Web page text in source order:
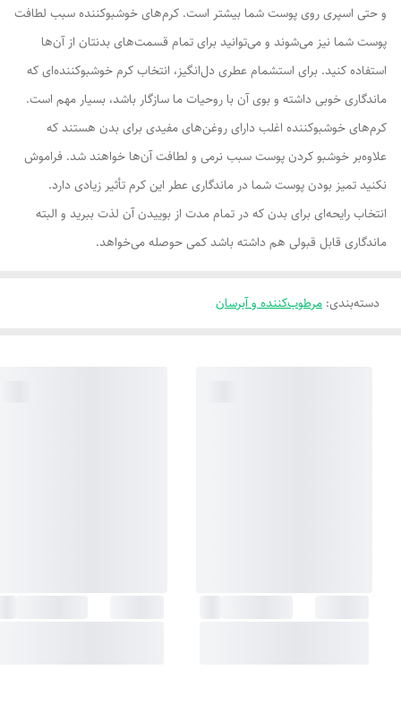
و حتی اسپری روی پوست شما بیشتر است. کرم‌های خوشبوکننده سبب لطافت
پوست شما نیز می‌شوند و می‌توانید برای تمام قسمت‌های بدنتان از آن‌ها
استفاده کنید. برای استشمام عطری دل‌انگیز، انتخاب کرم خوشبوکننده‌ای که
ماندگاری خوبی داشته و بوی آن با روحیات ما سازگار باشد، بسیار مهم است.
کرم‌های خوشبوکننده اغلب دارای روغن‌های مفیدی برای بدن هستند که
علاوه‌بر خوشبو کردن پوست سبب نرمی و لطافت آن‌ها خواهند شد. فراموش
نکنید تمیز بودن پوست شما در ماندگاری عطر این کرم تأثیر زیادی دارد.
انتخاب رایحه‌ای برای بدن که در تمام مدت از بوییدن آن لذت ببرید و البته
ماندگاری قابل قبولی هم داشته باشد کمی حوصله می‌خواهد.
دسته‌بندی: مرطوب‌کننده و آبرسان